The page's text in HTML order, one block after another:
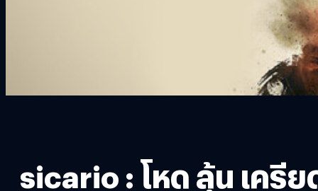
sicario : โหด ลุ้น เครีย